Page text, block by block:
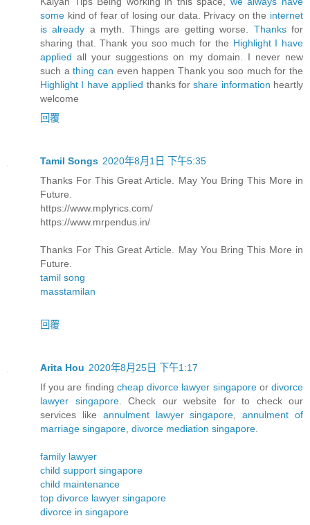
some kind of fear of losing our data. Privacy on the internet
is already a myth. Things are getting worse. Thanksfor
sharing that. Thank you soo much for the Highlight I have
applied all your suggestions on my domain. I never new
such athing can even happen Thank you soo much for the
Highlight I have applied thanks forshare information heartly
welcome
回覆
Tamil Songs 2020年8月1日 下午5:35
Thanks For This Great Article. May You Bring This More in
Future.
https://www.mplyrics.com/
https://www.mrpendus.in/
Thanks For This Great Article. May You Bring This More in
Future.
tamil song
masstamilan
回覆
Arita Hou 2020年8月25日 下午1:17
If you are finding cheap divorce lawyer singaporeordivorce
lawyer singapore. Check our website for to check our
services like annulment lawyer singapore,annulment of
marriage singapore, divorce mediation singapore.
family lawyer
child support singapore
child maintenance
top divorce lawyer singapore
divorce in singapore